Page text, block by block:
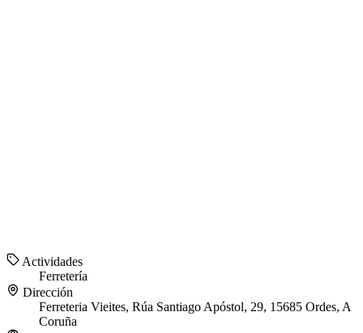
Actividades
Ferretería
Dirección
Ferreteria Vieites, Rúa Santiago Apóstol, 29, 15685 Ordes, A
Coruña